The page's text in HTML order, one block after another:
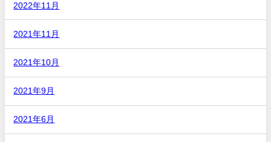
2022年11月
2021年11月
2021年10月
2021年9月
2021年6月